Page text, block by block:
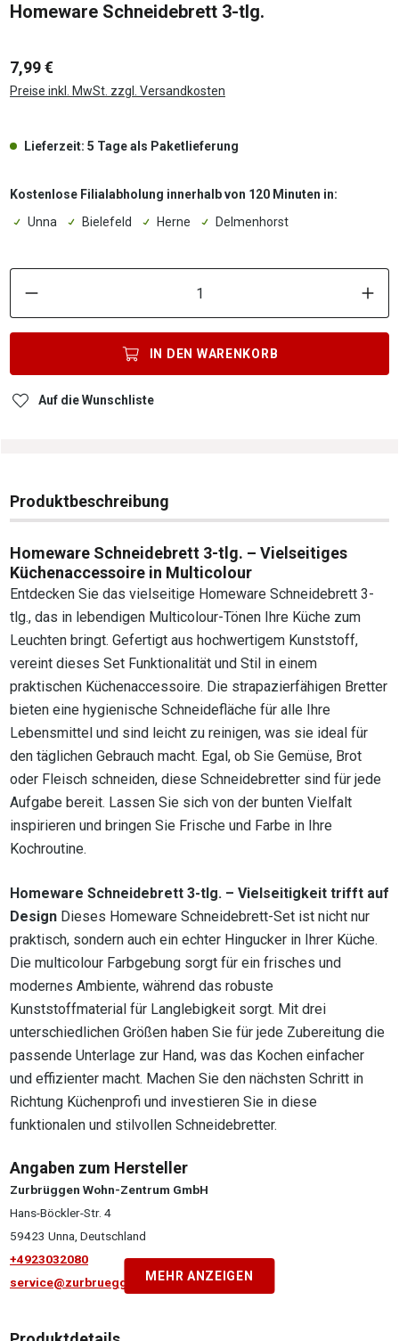
Homeware Schneidebrett 3-tlg.
7,99 €
Preise inkl. MwSt. zzgl. Versandkosten
Lieferzeit: 5 Tage als Paketlieferung
Kostenlose Filialabholung innerhalb von 120 Minuten in:
Unna
Bielefeld Herne Delmenhorst
IN DEN WARENKORB
Auf die Wunschliste
Produktbeschreibung
Homeware Schneidebrett 3-tlg. – Vielseitiges
Küchenaccessoire in Multicolour
Entdecken Sie das vielseitige Homeware Schneidebrett 3-
tlg., das in lebendigen Multicolour-Tönen Ihre Küche zum
Leuchten bringt. Gefertigt aus hochwertigem Kunststoff,
vereint dieses Set Funktionalität und Stil in einem
praktischen Küchenaccessoire. Die strapazierfähigen Bretter
bieten eine hygienische Schneidefläche für alle Ihre
Lebensmittel und sind leicht zu reinigen, was sie ideal für
den täglichen Gebrauch macht. Egal, ob Sie Gemüse, Brot
oder Fleisch schneiden, diese Schneidebretter sind für jede
Aufgabe bereit. Lassen Sie sich von der bunten Vielfalt
inspirieren und bringen Sie Frische und Farbe in Ihre
Kochroutine.
Homeware Schneidebrett 3-tlg. – Vielseitigkeit trifft auf
Design Dieses Homeware Schneidebrett-Set ist nicht nur
praktisch, sondern auch ein echter Hingucker in Ihrer Küche.
Die multicolour Farbgebung sorgt für ein frisches und
modernes Ambiente, während das robuste
Kunststoffmaterial für Langlebigkeit sorgt. Mit drei
unterschiedlichen Größen haben Sie für jede Zubereitung die
passende Unterlage zur Hand, was das Kochen einfacher
und effizienter macht. Machen Sie den nächsten Schritt in
Richtung Küchenprofi und investieren Sie in diese
funktionalen und stilvollen Schneidebretter.
Angaben zum Hersteller
Zurbrüggen Wohn-Zentrum GmbH
Hans-Böckler-Str. 4
59423 Unna, Deutschland
+4923032080
service@zurbrueggen.deMEHR ANZEIGEN